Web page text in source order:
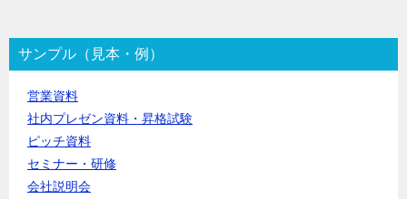
ゲ
ー
シ
サンプル（見本・例）
営業資料
社内プレゼン資料・昇格試験
ピッチ資料
セミナー・研修
会社説明会